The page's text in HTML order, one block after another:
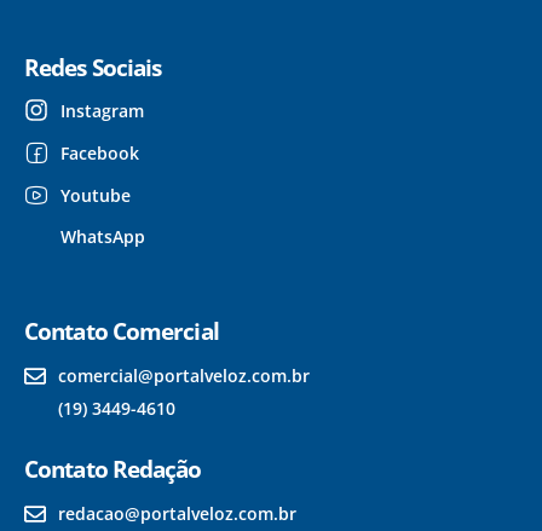
Redes Sociais
Instagram
Facebook
Youtube
WhatsApp
Contato Comercial
comercial@portalveloz.com.br
(19) 3449-4610
Contato Redação
redacao@portalveloz.com.br